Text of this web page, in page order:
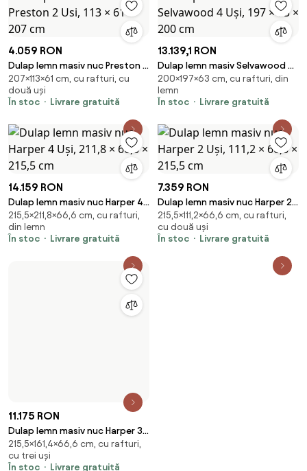
4.059 RON
Dulap lemn masiv nuc Preston 2
Usi, 113 × 61 × 207 cm
207×113×61 cm, cu rafturi, cu
două uși
În stoc
Livrare gratuită
13.139,1 RON
Dulap lemn masiv Selvawood 4
Uși, 197 × 63 × 200 cm
200×197×63 cm, cu rafturi, din
lemn
În stoc
Livrare gratuită
14.159 RON
Dulap lemn masiv nuc Harper 4
Uși, 211,8 × 66,6 × 215,5 cm
215,5×211,8×66,6 cm, cu rafturi,
din lemn
În stoc
Livrare gratuită
7.359 RON
Dulap lemn masiv nuc Harper 2
Uși, 111,2 × 66,6 × 215,5 cm
215,5×111,2×66,6 cm, cu rafturi,
cu două uși
În stoc
Livrare gratuită
Alții au cumpărat și